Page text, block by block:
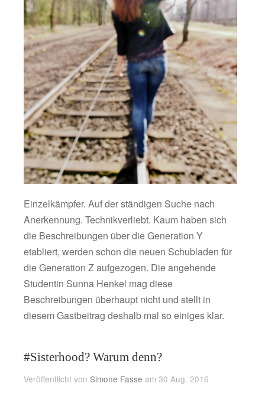
Einzelkämpfer. Auf der ständigen Suche nach
Anerkennung. Technikverliebt. Kaum haben sich
die Beschreibungen über die Generation Y
etabliert, werden schon die neuen Schubladen für
die Generation Z aufgezogen. Die angehende
Studentin Sunna Henkel mag diese
Beschreibungen überhaupt nicht und stellt in
diesem Gastbeitrag deshalb mal so einiges klar.
#Sisterhood? Warum denn?
Veröffentlicht von Simone Fasse am 30 Aug. 2016